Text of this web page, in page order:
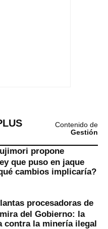
Contenido de
Gestión
propone
que puso en jaque
cambios implicaría?
procesadoras de
del Gobierno: la
contra la minería ilegal